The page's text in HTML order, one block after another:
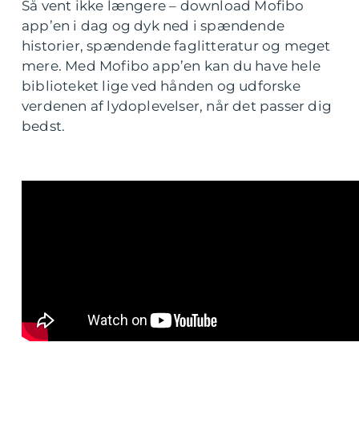
Så vent ikke længere – download Mofibo
app’en i dag og dyk ned i spændende
historier, spændende faglitteratur og meget
mere. Med Mofibo app’en kan du have hele
biblioteket lige ved hånden og udforske
verdenen af lydoplevelser, når det passer dig
bedst.